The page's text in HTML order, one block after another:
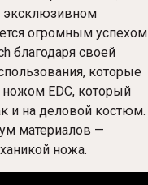
эксклюзивном
огромным успехом
благодаря своей
которые
EDC, который
и на деловой костюм.
материалов —
ножа.